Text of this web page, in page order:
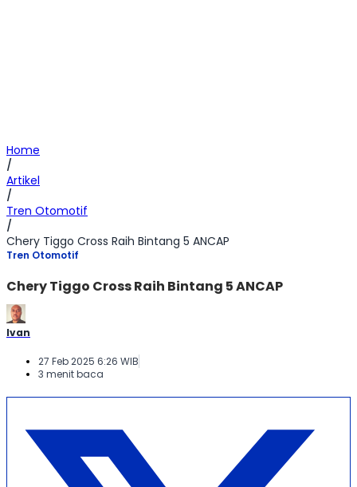
Home
/
Artikel
/
Tren Otomotif
/
Chery Tiggo Cross Raih Bintang 5 ANCAP
Tren Otomotif
Chery Tiggo Cross Raih Bintang 5 ANCAP
Ivan
27 Feb 2025 6:26 WIB
3 menit baca